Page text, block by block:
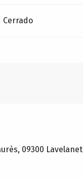
Cerrado
09300 Lavelanet